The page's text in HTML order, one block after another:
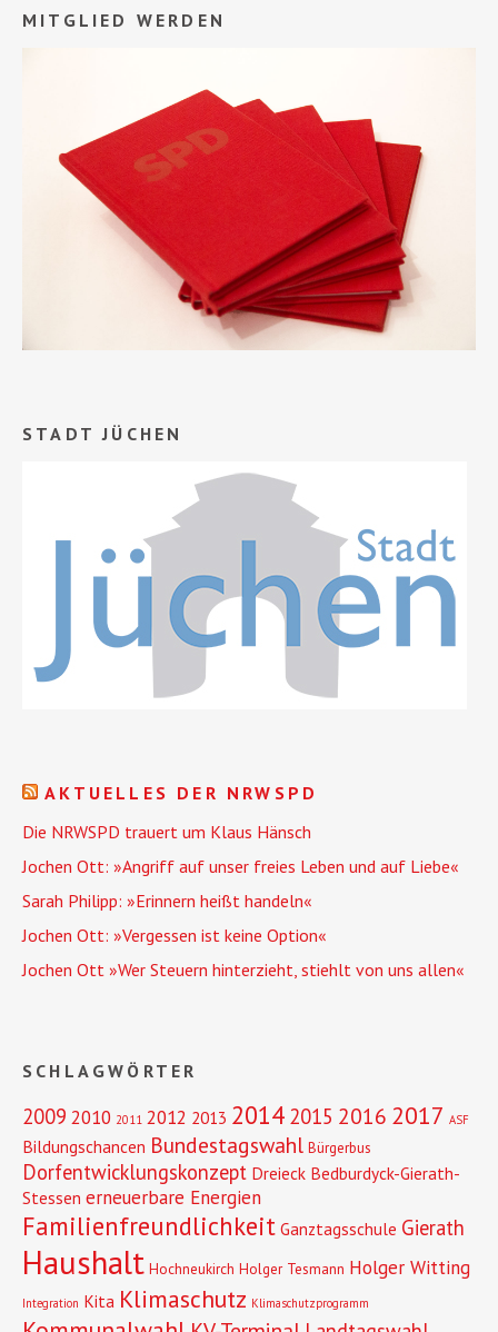
MITGLIED WERDEN
STADT JÜCHEN
AKTUELLES DER NRWSPD
Die NRWSPD trauert um Klaus Hänsch
Jochen Ott: »Angriff auf unser freies Leben und auf Liebe«
Sarah Philipp: »Erinnern heißt handeln«
Jochen Ott: »Vergessen ist keine Option«
Jochen Ott »Wer Steuern hinterzieht, stiehlt von uns allen«
SCHLAGWÖRTER
2009 2010 2011 2012 2013 2014 2015 2016 2017 ASF
Bildungschancen Bundestagswahl Bürgerbus
Dorfentwicklungskonzept Dreieck Bedburdyck-Gierath-
Stessen erneuerbare Energien
Familienfreundlichkeit Ganztagsschule Gierath
Haushalt Hochneukirch Holger Tesmann Holger Witting
Integration Kita Klimaschutz Klimaschutzprogramm